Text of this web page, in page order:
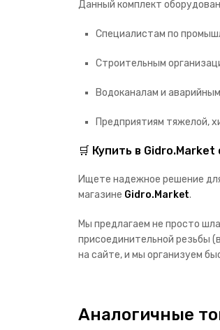
Данный комплект
Специалистам по
Строительным
Водоканалам и
Предприятиям тяжелой,
🛒 Купить в
Ищете надежное решение
магазине Gidro.Market.
Мы предлагаем не просто
присоединительной резьбы
на сайте, и мы организуем
Аналогичные